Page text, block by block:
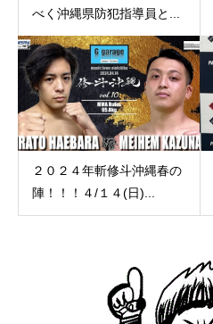
べく沖縄県防犯指導員と...
２０２４年斬修斗沖縄春の
陣！！！４/１４(日)...